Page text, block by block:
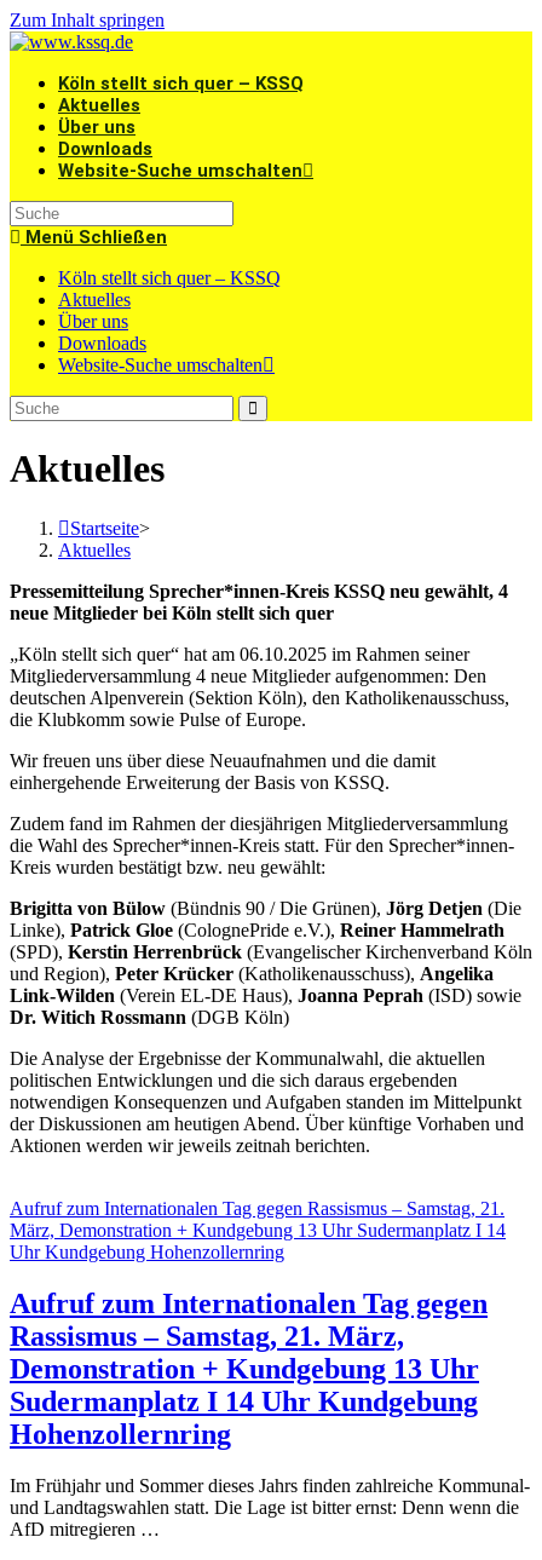
Zum Inhalt springen
Köln stellt sich quer – KSSQ
Aktuelles
Über uns
Downloads
Website-Suche umschalten
Menü Schließen
Köln stellt sich quer – KSSQ
Aktuelles
Über uns
Downloads
Website-Suche umschalten
Aktuelles
Startseite>
Aktuelles
Pressemitteilung Sprecher*innen-Kreis KSSQ neu gewählt, 4
neue Mitglieder bei Köln stellt sich quer
„Köln stellt sich quer“ hat am 06.10.2025 im Rahmen seiner
Mitgliederversammlung 4 neue Mitglieder aufgenommen: Den
deutschen Alpenverein (Sektion Köln), den Katholikenausschuss,
die Klubkomm sowie Pulse of Europe.
Wir freuen uns über diese Neuaufnahmen und die damit
einhergehende Erweiterung der Basis von KSSQ.
Zudem fand im Rahmen der diesjährigen Mitgliederversammlung
die Wahl des Sprecher*innen-Kreis statt. Für den Sprecher*innen-
Kreis wurden bestätigt bzw. neu gewählt:
Brigitta von Bülow (Bündnis 90 / Die Grünen), Jörg Detjen (Die
Linke), Patrick Gloe (ColognePride e.V.), Reiner Hammelrath
(SPD), Kerstin Herrenbrück (Evangelischer Kirchenverband Köln
und Region), Peter Krücker (Katholikenausschuss), Angelika
Link-Wilden (Verein EL-DE Haus), Joanna Peprah (ISD) sowie
Dr. Witich Rossmann (DGB Köln)
Die Analyse der Ergebnisse der Kommunalwahl, die aktuellen
politischen Entwicklungen und die sich daraus ergebenden
notwendigen Konsequenzen und Aufgaben standen im Mittelpunkt
der Diskussionen am heutigen Abend. Über künftige Vorhaben und
Aktionen werden wir jeweils zeitnah berichten.
Aufruf zum Internationalen Tag gegen Rassismus – Samstag, 21.
März, Demonstration + Kundgebung 13 Uhr Sudermanplatz I 14
Uhr Kundgebung Hohenzollernring
Aufruf zum Internationalen Tag gegen
Rassismus – Samstag, 21. März,
Demonstration + Kundgebung 13 Uhr
Sudermanplatz I 14 Uhr Kundgebung
Hohenzollernring
Im Frühjahr und Sommer dieses Jahrs finden zahlreiche Kommunal-
und Landtagswahlen statt. Die Lage ist bitter ernst: Denn wenn die
AfD mitregieren …